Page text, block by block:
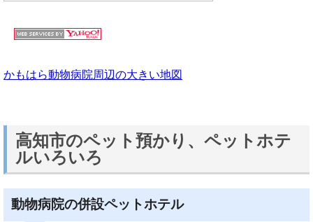
かもはら動物病院周辺の大きい地図
高知市のペット預かり、ペットホテ
ルいろいろ
動物病院の併設ペットホテル